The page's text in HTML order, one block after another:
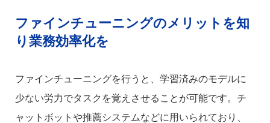
ファインチューニングのメリットを知
り業務効率化を
ファインチューニングを行うと、学習済みのモデルに
少ない労力でタスクを覚えさせることが可能です。チ
ャットボットや推薦システムなどに用いられており、